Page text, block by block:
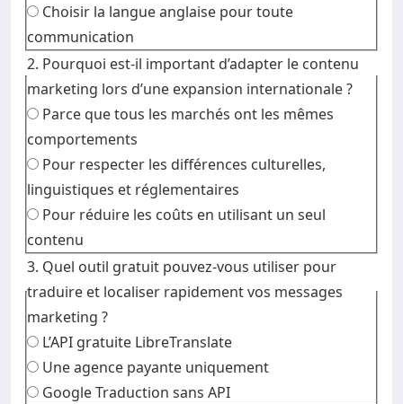
Choisir la langue anglaise pour toute
communication
2. Pourquoi est-il important d’adapter le contenu
marketing lors d’une expansion internationale ?
Parce que tous les marchés ont les mêmes
comportements
Pour respecter les différences culturelles,
linguistiques et réglementaires
Pour réduire les coûts en utilisant un seul
contenu
3. Quel outil gratuit pouvez-vous utiliser pour
traduire et localiser rapidement vos messages
marketing ?
L’API gratuite LibreTranslate
Une agence payante uniquement
Google Traduction sans API